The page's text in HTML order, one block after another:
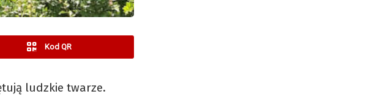
Kod QR
ludzkie twarze.